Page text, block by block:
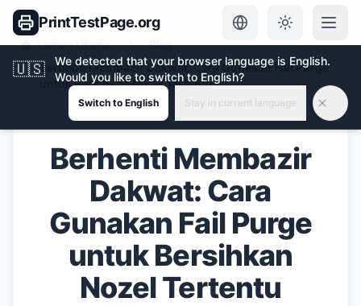
PrintTestPage.org
🇺🇸
We detected that your browser language is English.
Would you like to switch to English?
Switch to English Stay in current language
Laman Utama
Blog
Berhenti Membazir Dakwat: Cara Gunakan Fail Purge
untuk Bersihkan Nozel Tertentu
Berhenti Membazir
Dakwat: Cara
Gunakan Fail Purge
untuk Bersihkan
Nozel Tertentu